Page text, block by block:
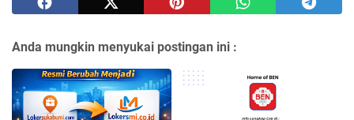
Anda mungkin menyukai postingan ini :